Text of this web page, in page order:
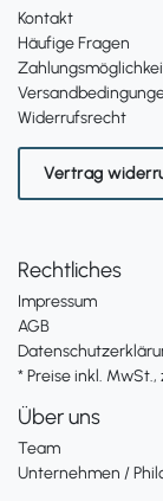
Kontakt
Häufige Fragen
Widerrufsrecht
Vertrag
Rechtliches
Impressum
AGB
* Preise inkl. MwSt.,
Über uns
Team
Unternehmen /